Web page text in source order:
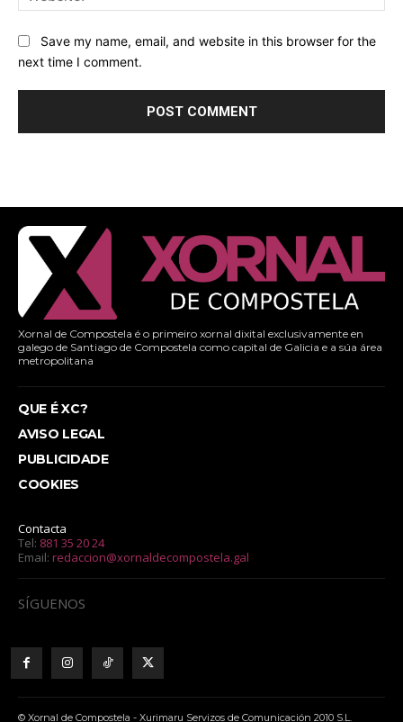
Save my name, email, and website in this browser for the
next time I comment.
Xornal de Compostela é o primeiro xornal dixital exclusivamente en
galego de Santiago de Compostela como capital de Galicia e a súa área
metropolitana
QUE É XC?
AVISO LEGAL
PUBLICIDADE
COOKIES
Contacta
Tel: 881 35 20 24
Email: redaccion@xornaldecompostela.gal
SÍGUENOS
© Xornal de Compostela - Xurimaru Servizos de Comunicación 2010 S.L.